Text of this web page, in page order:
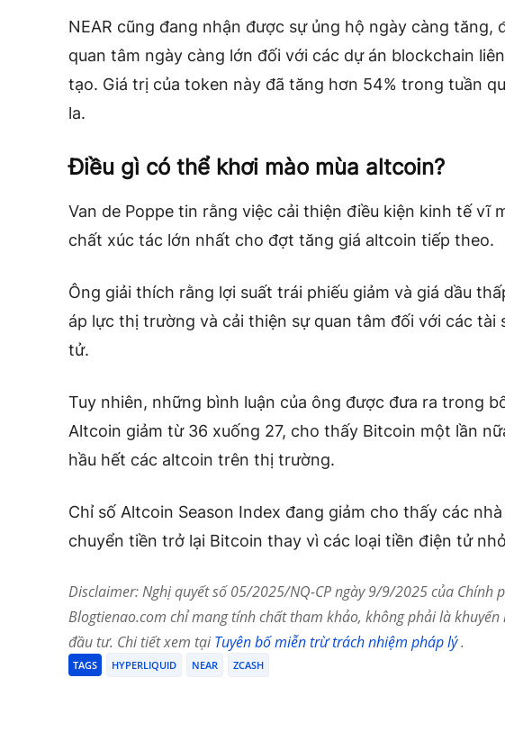
NEAR cũng đang nhận được sự ủng hộ ngày càng tăng,
quan tâm ngày càng lớn đối với các dự án blockchain
tạo. Giá trị của token này đã tăng hơn 54% trong tuần
la.
Điều gì có thể khơi mào mùa altcoin?
Van de Poppe tin rằng việc cải thiện điều kiện kinh tế vĩ
chất xúc tác lớn nhất cho đợt tăng giá altcoin tiếp theo.
Ông giải thích rằng lợi suất trái phiếu giảm và giá dầu
áp lực thị trường và cải thiện sự quan tâm đối với các tài
tử.
Tuy nhiên, những bình luận của ông được đưa ra trong
Altcoin giảm từ 36 xuống 27, cho thấy Bitcoin một lần
hầu hết các altcoin trên thị trường.
Chỉ số Altcoin Season Index đang giảm cho thấy các
chuyển tiền trở lại Bitcoin thay vì các loại tiền điện tử
Disclaimer: Nghị quyết số 05/2025/NQ-CP ngày 9/9/2025 của Chính
Blogtienao.com chỉ mang tính chất tham khảo, không phải là
đầu tư. Chi tiết xem tạiTuyên bố miễn trừ trách nhiệm pháp lý.
TAGS HYPERLIQUID NEAR ZCASH